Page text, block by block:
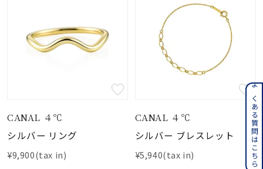
CANAL ４℃
シルバー リング
¥9,900(tax in)
CANAL ４℃
シルバー ブレスレット
¥5,940(tax in) よくある質問はこちら